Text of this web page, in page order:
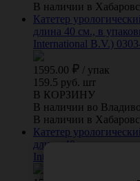
В наличии в
Катетер
длина 40 см., в
International B.V.)
1595.00 / упак
159.5 руб. шт
В КОРЗИНУ
В наличии во
В наличии в
Катетер
длина 40 см., в
International B.V.) 0303-